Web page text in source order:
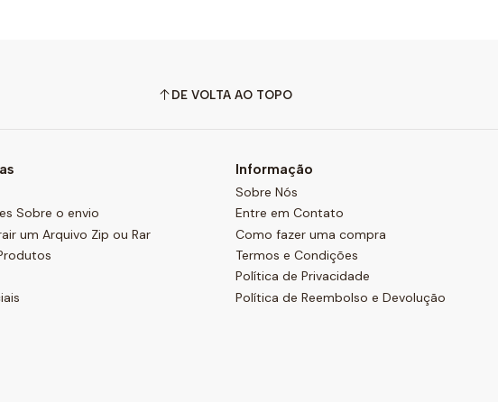
DE VOLTA AO TOPO
Sobre o envio
um Arquivo Zip ou Rar
Informação
Sobre Nós
Entre em Contato
Como fazer uma compra
Termos e Condições
Política de Privacidade
Política de Reembolso e Devolução